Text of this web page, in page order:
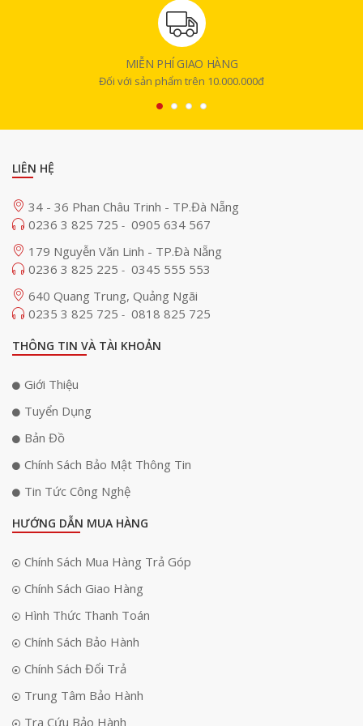
Tính năng Boost Bass
Nổi bật trong tính năng củaloa karaoke
độ Boost Bass - tăng thêm âm trầm cho bài nhạc thêm sôi động, uy lực,
Bên cạnh đó, loa còn được trang bị núm vặn Delay để điều chỉnh độ trễ
tiếng của âm thanh micro sao cho phù hợp với mọi chất giọng khác
Đa dạng kết nối
Mang đến khả năng kết nối không dây nhanh chóng và ổn định cho
MIỄN PHÍ GIAO HÀNG
Đối với sản phẩm trên 10.000.000đ
LIÊN HỆ
34 - 36 Phan Châu Trinh - TP.Đà Nẵng
0236 3 825 725 - 0905 634 567
179 Nguyễn Văn Linh - TP.Đà Nẵng
0236 3 825 225 - 0345 555 553
640 Quang Trung, Quảng Ngãi
0235 3 825 725 - 0818 825 725
THÔNG TIN VÀ TÀI KHOẢN
Giới Thiệu
Tuyển Dụng
Bản Đồ
Chính Sách Bảo Mật Thông Tin
Tin Tức Công Nghệ
HƯỚNG DẪN MUA HÀNG
Chính Sách Mua Hàng Trả Góp
Chính Sách Giao Hàng
Hình Thức Thanh Toán
Chính Sách Bảo Hành
Chính Sách Đổi Trả
Trung Tâm Bảo Hành
Tra Cứu Bảo Hành